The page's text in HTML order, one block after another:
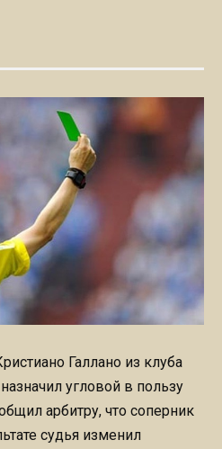
Галлано из клуба
угловой в пользу
арбитру, что соперник
судья изменил